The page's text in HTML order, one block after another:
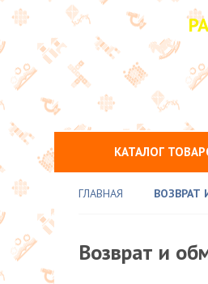
КАТАЛОГ
ГЛАВНАЯ ВОЗВРАТ
Возврат и